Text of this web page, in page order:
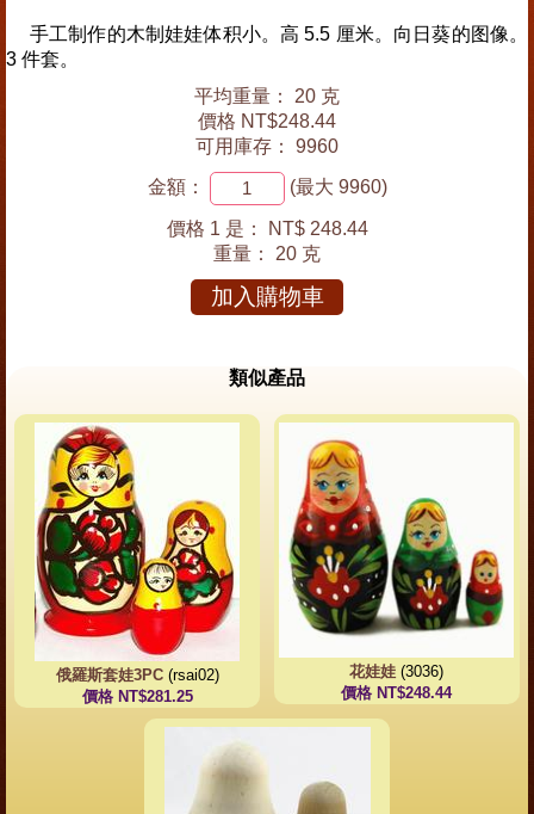
手工制作的木制娃娃体积小。高 5.5 厘米。向日葵的图像。
3 件套。
平均重量： 20 克
價格 NT$248.44
可用庫存： 9960
金額： (最大 9960)
價格 1 是：
NT$ 248.44
重量： 20 克
加入購物車
類似產品
俄羅斯套娃3PC(rsai02)
價格 NT$281.25
花娃娃 (3036)
價格 NT$248.44